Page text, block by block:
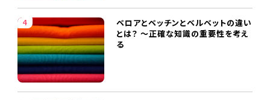
ベロアとベッチンとベルベットの違い
とは？ ～正確な知識の重要性を考え
る